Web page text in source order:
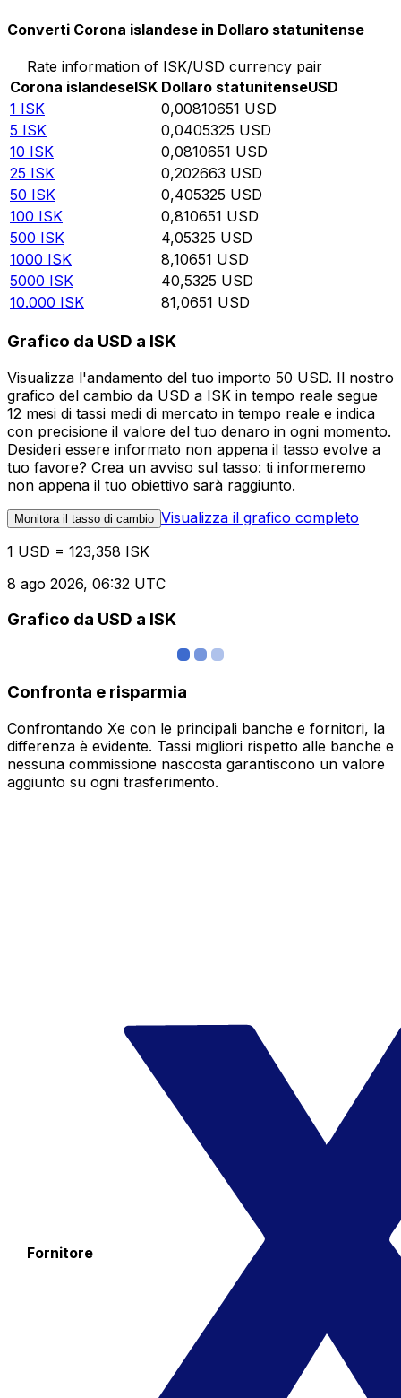
Converti Corona islandese in Dollaro statunitense
Rate information of ISK/USD currency pair
Corona islandeseISK Dollaro statunitenseUSD
1 ISK 0,00810651 USD
5 ISK 0,0405325 USD
10 ISK 0,0810651 USD
25 ISK 0,202663 USD
50 ISK 0,405325 USD
100 ISK 0,810651 USD
500 ISK 4,05325 USD
1000 ISK 8,10651 USD
5000 ISK 40,5325 USD
10.000 ISK 81,0651 USD
Grafico da USD a ISK
Visualizza l'andamento del tuo importo 50 USD. Il nostro
grafico del cambio da USD a ISK in tempo reale segue
12 mesi di tassi medi di mercato in tempo reale e indica
con precisione il valore del tuo denaro in ogni momento.
Desideri essere informato non appena il tasso evolve a
tuo favore? Crea un avviso sul tasso: ti informeremo
non appena il tuo obiettivo sarà raggiunto.
Monitora il tasso di cambio Visualizza il grafico completo
1 USD = 123,358 ISK
8 ago 2026, 06:32 UTC
Grafico da USD a ISK
Confronta e risparmia
Confrontando Xe con le principali banche e fornitori, la
differenza è evidente. Tassi migliori rispetto alle banche e
nessuna commissione nascosta garantiscono un valore
aggiunto su ogni trasferimento.
Fornitore